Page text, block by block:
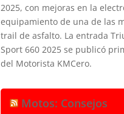
2025, con mejoras en la
equipamiento de una de las
trail de asfalto. La entrada
Sport 660 2025 se publicó
del Motorista KMCero.
Motos: Consejos